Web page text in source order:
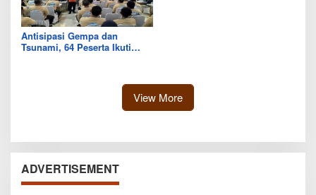
Antisipasi Gempa dan
Tsunami, 64 Peserta Ikuti
View More
ADVERTISEMENT